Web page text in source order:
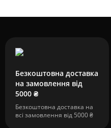
Безкоштовна доставка
на замовлення від
5000 ₴
Безкоштовна доставка на
всі замовлення від 5000 ₴